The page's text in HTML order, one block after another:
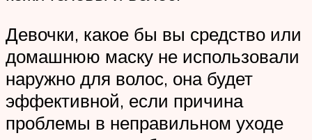
Девочки, какое бы вы средство или
домашнюю маску не использовали
наружно для волос, она будет
эффективной, если причина
проблемы в неправильном уходе